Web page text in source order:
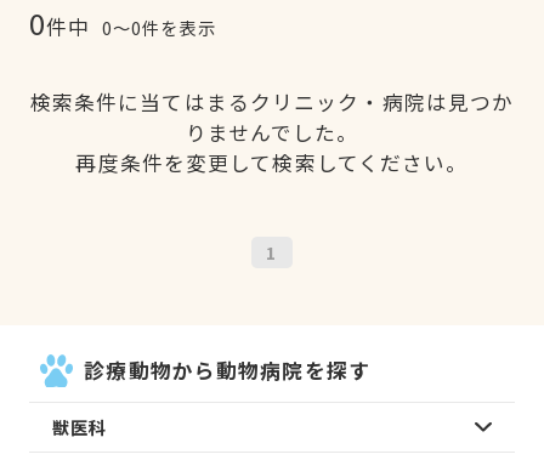
0件中 0〜0件を表示
検索条件に当てはまるクリニック・病院は見つか
りませんでした。
再度条件を変更して検索してください。
1
診療動物から動物病院を探す
獣医科